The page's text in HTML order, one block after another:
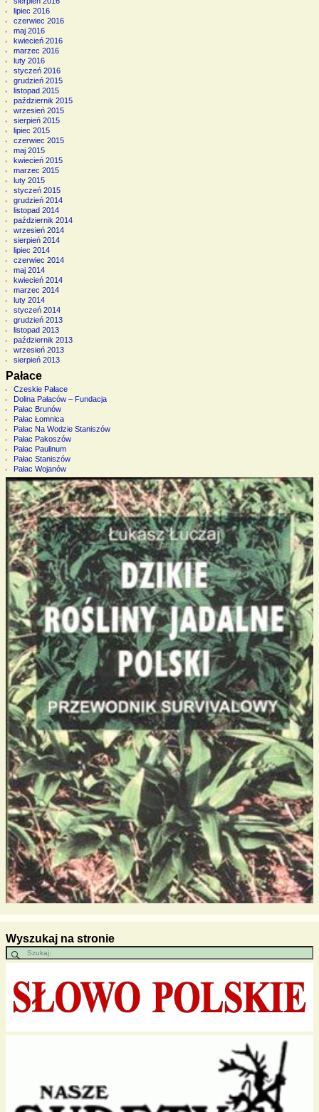
lipiec 2016
czerwiec 2016
maj 2016
kwiecień 2016
marzec 2016
luty 2016
styczeń 2016
grudzień 2015
listopad 2015
październik 2015
wrzesień 2015
sierpień 2015
lipiec 2015
czerwiec 2015
maj 2015
kwiecień 2015
marzec 2015
luty 2015
styczeń 2015
grudzień 2014
listopad 2014
październik 2014
wrzesień 2014
sierpień 2014
lipiec 2014
czerwiec 2014
maj 2014
kwiecień 2014
marzec 2014
luty 2014
styczeń 2014
grudzień 2013
listopad 2013
październik 2013
wrzesień 2013
sierpień 2013
Pałace
Czeskie Pałace
Dolina Pałaców – Fundacja
Pałac Brunów
Pałac Łomnica
Pałac Na Wodzie Staniszów
Pałac Pakoszów
Pałac Paulinum
Pałac Staniszów
Pałac Wojanów
Wyszukaj na stronie